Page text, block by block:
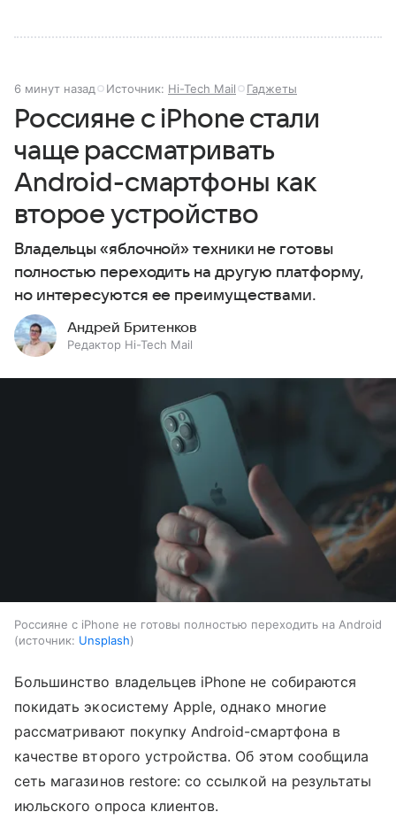
6 минут назад Источник: Hi-Tech Mail Гаджеты
Россияне с iPhone стали
чаще рассматривать
Android-смартфоны как
второе устройство
Владельцы «яблочной» техники не готовы
полностью переходить на другую платформу,
но интересуются ее преимуществами.
Андрей Бритенков
Редактор Hi-Tech Mail
Россияне с iPhone не готовы полностью переходить на Android
источник: Unsplash
Большинство владельцев iPhone не собираются
покидать экосистему Apple, однако многие
рассматривают покупку Android-смартфона в
качестве второго устройства. Об этом сообщила
сеть магазинов restore: со ссылкой на результаты
июльского опроса клиентов.